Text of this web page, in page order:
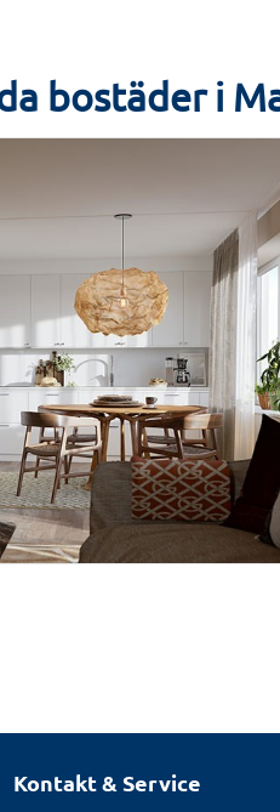
bostäder i
Kontakt & Service